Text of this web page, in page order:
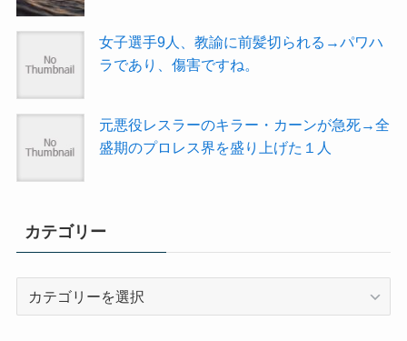
女子選手9人、教諭に前髪切られる→パワハ
ラであり、傷害ですね。
元悪役レスラーのキラー・カーンが急死→全
盛期のプロレス界を盛り上げた１人
カテゴリー